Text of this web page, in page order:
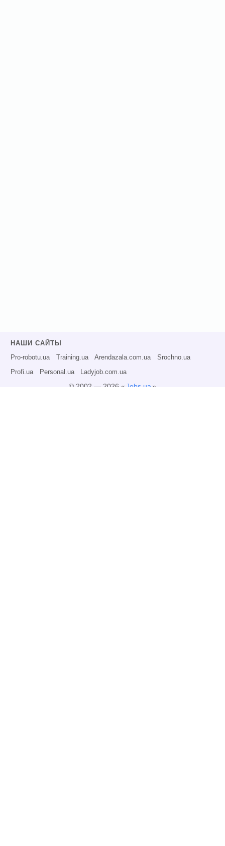
НАШИ САЙТЫ
Pro-robotu.ua Training.ua Arendazala.com.ua Srochno.ua
Profi.ua Personal.ua Ladyjob.com.ua
© 2002 — 2026 « Jobs.ua»